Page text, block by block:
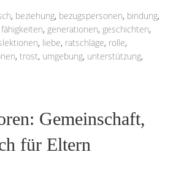
, beziehung, bezugspersonen, bindung,
fähigkeiten, generationen, geschichten,
, liebe, ratschläge, rolle,
, trost, umgebung, unterstützung,
Gemeinschaft,
für Eltern